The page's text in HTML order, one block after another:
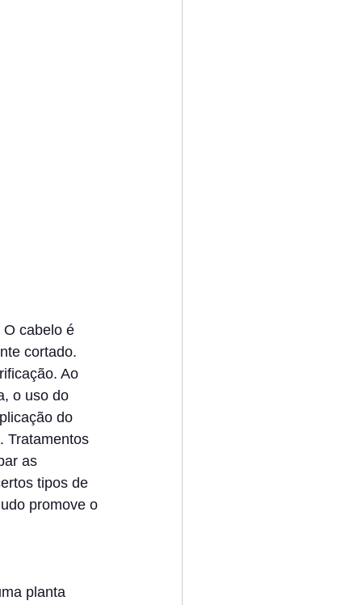
cabelo é
cortado.
Ao
o uso do
do
Tratamentos
as
tipos de
promove o
planta